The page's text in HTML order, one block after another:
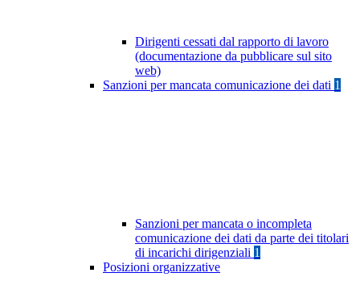
Dirigenti cessati dal rapporto di lavoro
(documentazione da pubblicare sul sito
web)
Sanzioni per mancata comunicazione dei dati 1
Sanzioni per mancata o incompleta
comunicazione dei dati da parte dei titolari
di incarichi dirigenziali 1
Posizioni organizzative